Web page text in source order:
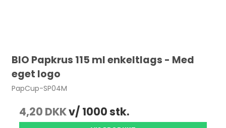
BIO Papkrus 115 ml enkeltlags - Med
eget logo
PapCup-SP04M
4,20 DKKv/ 1000 stk.